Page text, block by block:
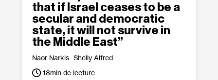
that if Israel ceases to be a
secular and democratic
state, it will not survive in
the Middle East”
Naor Narkis Shelly Alfred
18min de lecture